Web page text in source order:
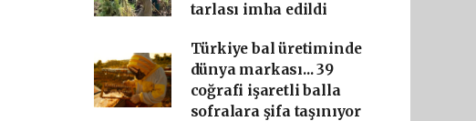
tarlası imha edildi
Türkiye bal üretiminde
dünya markası... 39
coğrafi işaretli balla
sofralara şifa taşınıyor